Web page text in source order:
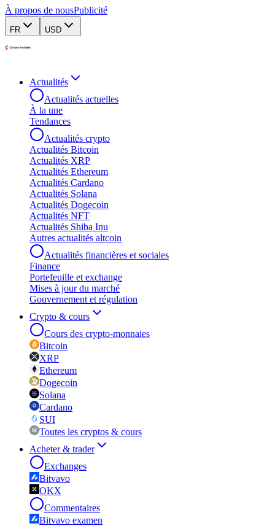
À propos de nousPublicité
FR USD
Actualités
Actualités actuelles
À la une
Tendances
Actualités crypto
Actualités Bitcoin
Actualités XRP
Actualités Ethereum
Actualités Cardano
Actualités Solana
Actualités Dogecoin
Actualités NFT
Actualités Shiba Inu
Autres actualités altcoin
Actualités financières et sociales
Finance
Portefeuille et exchange
Mises à jour du marché
Gouvernement et régulation
Crypto & cours
Cours des crypto-monnaies
Bitcoin
XRP
Ethereum
Dogecoin
Solana
Cardano
SUI
Toutes les cryptos & cours
Acheter & trader
Exchanges
Bitvavo
OKX
Commentaires
Bitvavo examen